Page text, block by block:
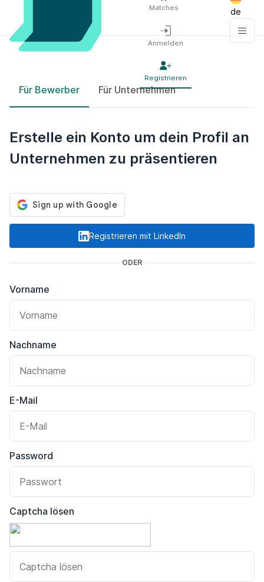
Matches
Anmelden
Registrieren
de
Für Bewerber Für Unternehmen
Erstelle ein Konto um dein Profil an
Unternehmen zu präsentieren
Registrieren mit LinkedIn
ODER
Vorname
Nachname
E-Mail
Password
Captcha lösen